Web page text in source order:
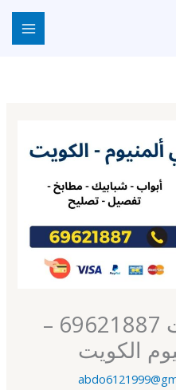
فني ألمنيوم الكويت 69621887 –
الكويت